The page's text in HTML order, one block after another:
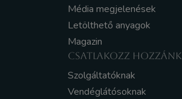
Média megjelenések
Letölthető anyagok
Magazin
CSATLAKOZZ HOZZÁNK
Szolgáltatóknak
Vendéglátósoknak